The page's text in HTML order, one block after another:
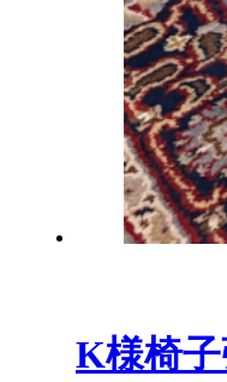
K様椅